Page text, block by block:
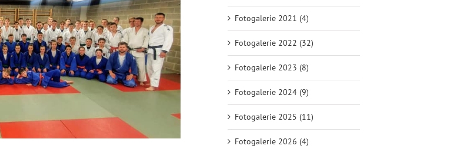
Fotogalerie 2021 (4)
Fotogalerie 2022 (32)
Fotogalerie 2023 (8)
Fotogalerie 2024 (9)
Fotogalerie 2025 (11)
Fotogalerie 2026 (4)